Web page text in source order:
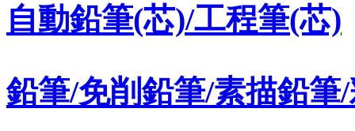
自動鉛筆(芯)/工程筆(芯)
鉛筆/免削鉛筆/素描鉛筆